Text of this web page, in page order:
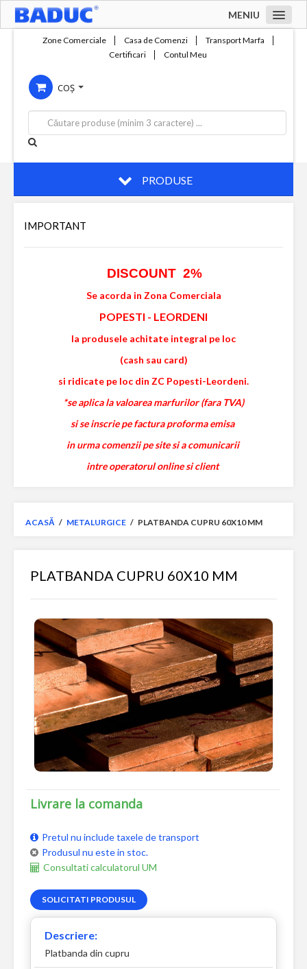
MENIU
Compania
Servicii
Productie
Contact
Zone Comerciale Casa de Comenzi
Transport Marfa
Certificari
Contul Meu
COȘ
PRODUSE
IMPORTANT
DISCOUNT 2%
Se acorda in Zona Comerciala
POPESTI - LEORDENI
la produsele achitate integral pe loc
(cash sau card)
si ridicate pe loc din ZC Popesti-Leordeni.
*se aplica la valoarea marfurilor (fara TVA)
si se inscrie pe factura proforma emisa
in urma comenzii pe site si a comunicarii
intre operatorul online si client
ACASĂ / METALURGICE / PLATBANDA CUPRU 60X10 MM
PLATBANDA CUPRU 60X10 MM
Livrare la comanda
Pretul nu include taxele de transport
Produsul nu este in stoc.
Consultati calculatorul UM
SOLICITATI PRODUSUL
Descriere:
Platbanda din cupru